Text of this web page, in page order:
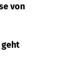
von
geht